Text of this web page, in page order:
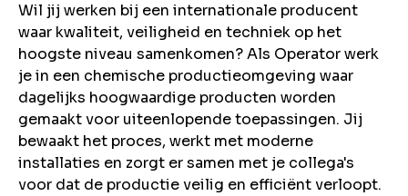
Wil jij werken bij een internationale producent
waar kwaliteit, veiligheid en techniek op het
hoogste niveau samenkomen? Als Operator werk
je in een chemische productieomgeving waar
dagelijks hoogwaardige producten worden
gemaakt voor uiteenlopende toepassingen. Jij
bewaakt het proces, werkt met moderne
installaties en zorgt er samen met je collega's
voor dat de productie veilig en efficiënt verloopt.